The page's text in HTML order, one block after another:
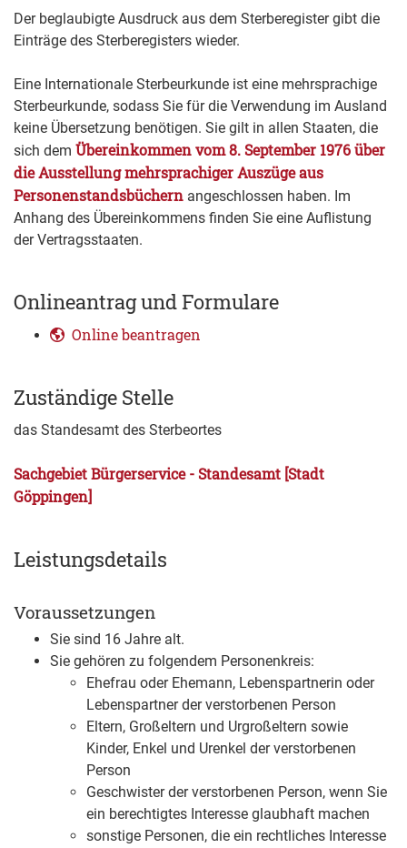
Der beglaubigte Ausdruck aus dem Sterberegister gibt die
Einträge des Sterberegisters wieder.
Eine Internationale Sterbeurkunde ist eine mehrsprachige
Sterbeurkunde, sodass Sie für die Verwendung im Ausland
keine Übersetzung benötigen. Sie gilt in allen Staaten, die
sich dem Übereinkommen vom 8. September 1976 über
die Ausstellung mehrsprachiger Auszüge aus
Personenstandsbüchern angeschlossen haben. Im
Anhang des Übereinkommens finden Sie eine Auflistung
der Vertragsstaaten.
Onlineantrag und Formulare
Online beantragen
Zuständige Stelle
das Standesamt des Sterbeortes
Sachgebiet Bürgerservice - Standesamt [Stadt
Göppingen]
Leistungsdetails
Voraussetzungen
Sie sind 16 Jahre alt.
Sie gehören zu folgendem Personenkreis:
Ehefrau oder Ehemann, Lebenspartnerin oder
Lebenspartner der verstorbenen Person
Eltern, Großeltern und Urgroßeltern sowie
Kinder, Enkel und Urenkel der verstorbenen
Person
Geschwister der verstorbenen Person, wenn Sie
ein berechtigtes Interesse glaubhaft machen
sonstige Personen, die ein rechtliches Interesse